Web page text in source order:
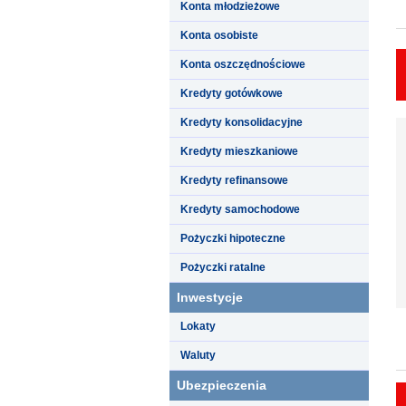
Konta młodzieżowe
Konta osobiste
Konta oszczędnościowe
Kredyty gotówkowe
Kredyty konsolidacyjne
Kredyty mieszkaniowe
Kredyty refinansowe
Kredyty samochodowe
Pożyczki hipoteczne
Pożyczki ratalne
Inwestycje
Lokaty
Waluty
Ubezpieczenia